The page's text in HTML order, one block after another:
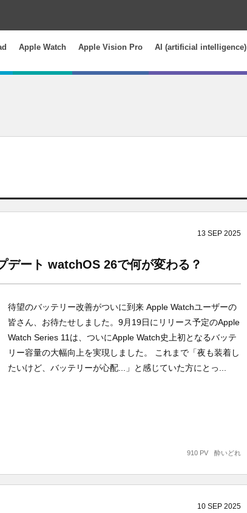
Apple Watch Apple Vision Pro AI (artificial intelligence)
13 SEP 2025
ート watchOS 26で何が変わる？
待望のバッテリー改善がついに到来 Apple Watchユーザーの
皆さん、お待たせしました。9月19日にリリース予定のApple
Watch Series 11は、ついにApple Watch史上初となるバッテ
リー容量の大幅向上を実現しました。 これまで「夜も装着し
たいけど、バッテリーが心配...」と感じていた方にとっ...
酔いどれ
910 PV
10 SEP 2025